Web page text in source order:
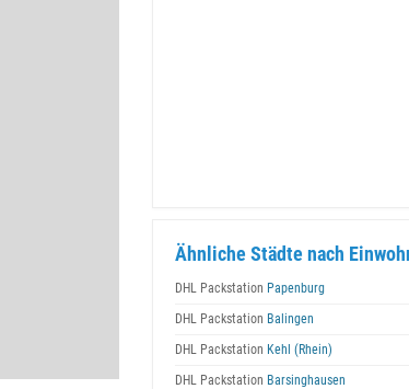
Ähnliche Städte nach
DHL Packstation Papenburg
DHL Packstation Balingen
DHL Packstation Kehl (Rhein)
DHL Packstation Barsinghausen